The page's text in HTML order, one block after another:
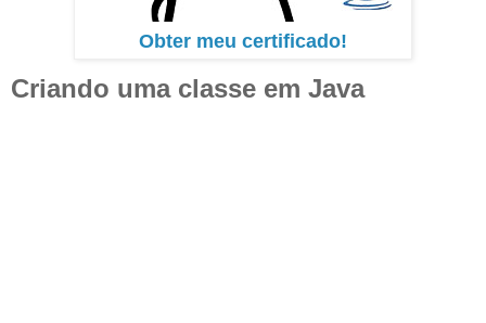
Obter meu certificado!
Criando uma classe em Java